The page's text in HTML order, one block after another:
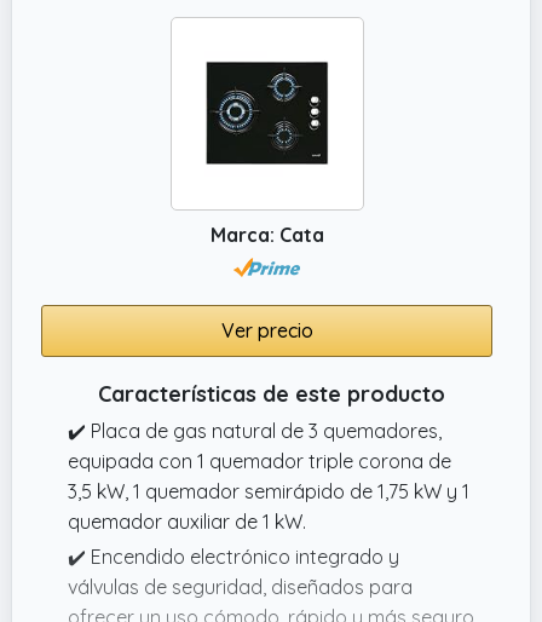
Marca: Cata
Ver precio
Características de este producto
✔️ Placa de gas natural de 3 quemadores,
equipada con 1 quemador triple corona de
3,5 kW, 1 quemador semirápido de 1,75 kW y 1
quemador auxiliar de 1 kW.
✔️ Encendido electrónico integrado y
válvulas de seguridad, diseñados para
ofrecer un uso cómodo, rápido y más seguro